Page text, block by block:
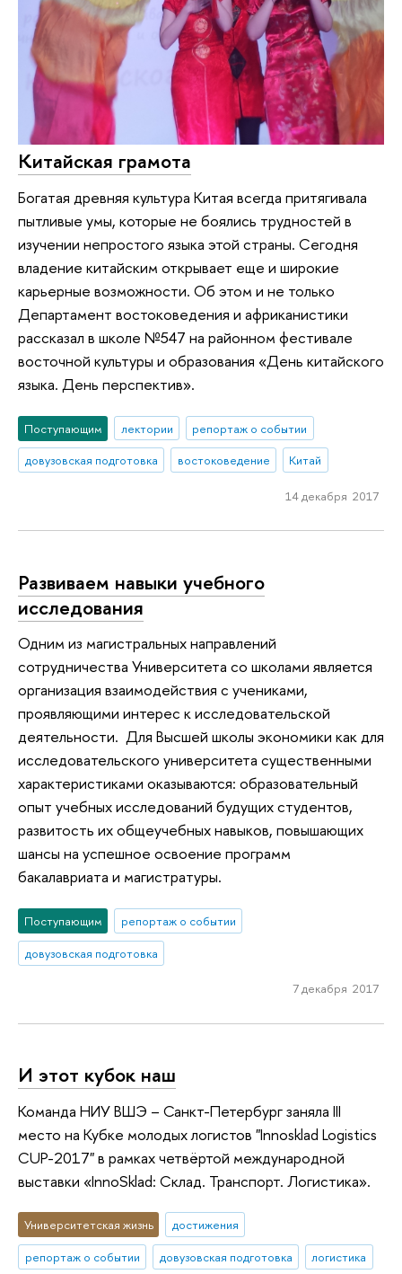
Китайская грамота
Богатая древняя культура Китая всегда притягивала
пытливые умы, которые не боялись трудностей в
изучении непростого языка этой страны. Сегодня
владение китайским открывает еще и широкие
карьерные возможности. Об этом и не только
Департамент востоковедения и африканистики
рассказал в школе №547 на районном фестивале
восточной культуры и образования «День китайского
языка. День перспектив».
Поступающим лектории
репортаж о событии
довузовская подготовка
востоковедение Китай
14 декабря 2017
Развиваем навыки учебного
исследования
Одним из магистральных направлений
сотрудничества Университета со школами является
организация взаимодействия с учениками,
проявляющими интерес к исследовательской
деятельности. Для Высшей школы экономики как для
исследовательского университета существенными
характеристиками оказываются: образовательный
опыт учебных исследований будущих студентов,
развитость их общеучебных навыков, повышающих
шансы на успешное освоение программ
бакалавриата и магистратуры.
Поступающим
репортаж о событии
довузовская подготовка
7 декабря 2017
И этот кубок наш
Команда НИУ ВШЭ – Санкт-Петербург заняла III
место на Кубке молодых логистов "Innosklad Logistics
CUP-2017" в рамках четвёртой международной
выставки «InnoSklad: Склад. Транспорт. Логистика».
Университетская жизнь
достижения
репортаж о событии
довузовская подготовка логистика